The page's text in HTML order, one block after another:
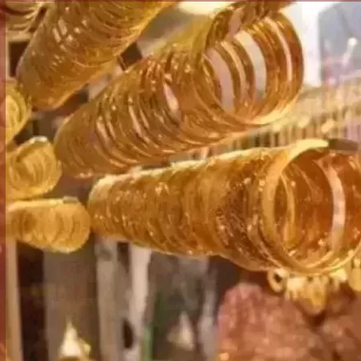
إلهام شرشر تكتب: دي
دي سياسة
الكاتبة إلهام شرشر تهنئ الرئيس
السيسي بعيد ميلاده وتُشيد بجهوده
في بناء الدولة